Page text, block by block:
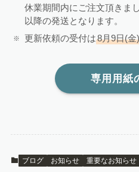
休業期間内にご注文頂きま
以降の発送となります。
更新依頼の受付は8月9日(金
専用用紙
ブログ お知らせ 重要なお知らせ